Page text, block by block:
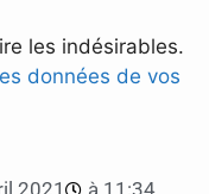
les indésirables.
données de vos